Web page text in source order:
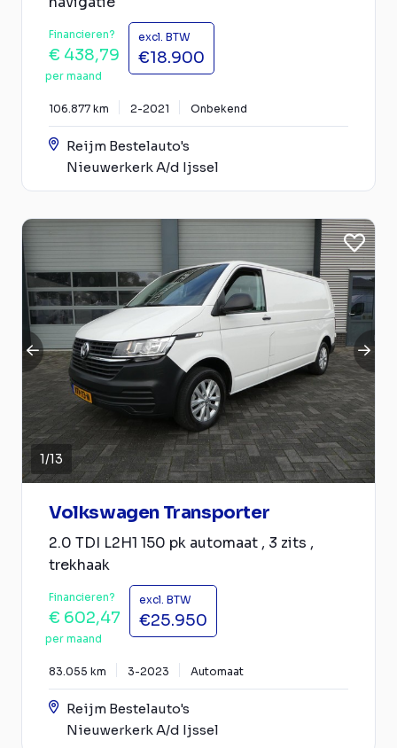
Financieren?
€ 438,79
per maand
excl. BTW
€18.900
106.877 km 2-2021 Onbekend
Reijm Bestelauto's
Nieuwerkerk A/d Ijssel
1/13
Volkswagen Transporter
2.0 TDI L2H1 150 pk automaat , 3 zits ,
trekhaak
Financieren?
€ 602,47
per maand
excl. BTW
€25.950
83.055 km 3-2023 Automaat
Reijm Bestelauto's
Nieuwerkerk A/d Ijssel